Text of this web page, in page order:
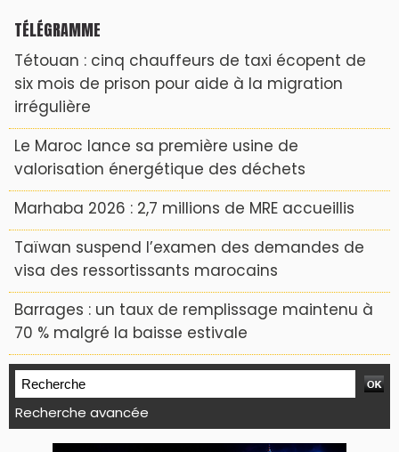
TÉLÉGRAMME
Tétouan : cinq chauffeurs de taxi écopent de
six mois de prison pour aide à la migration
irrégulière
Le Maroc lance sa première usine de
valorisation énergétique des déchets
Marhaba 2026 : 2,7 millions de MRE accueillis
Taïwan suspend l’examen des demandes de
visa des ressortissants marocains
Barrages : un taux de remplissage maintenu à
70 % malgré la baisse estivale
Recherche avancée